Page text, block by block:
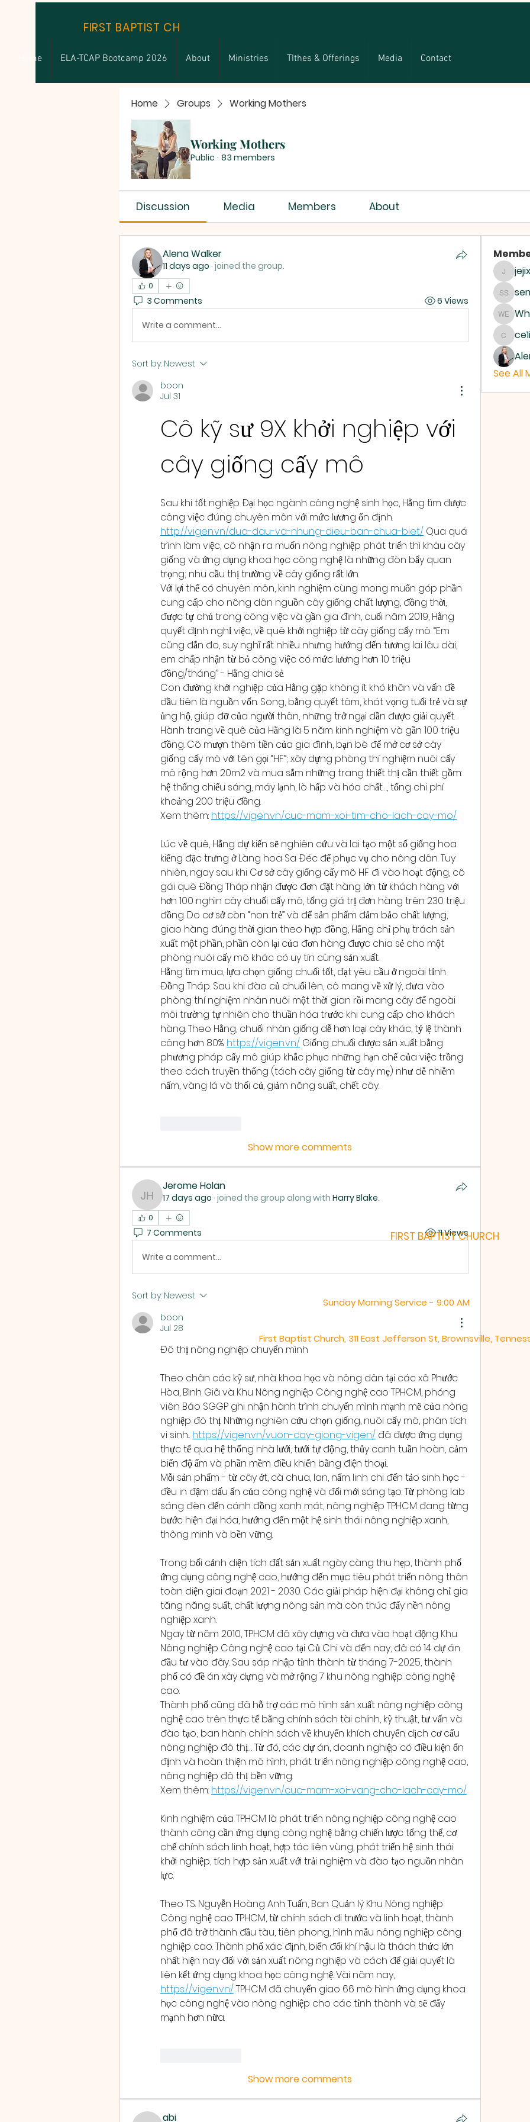
FIRST BAPTIST CHURCH
Home ELA-TCAP Bootcamp 2026 About Ministries TIthes & Offerings Media Contact
Home Groups Working Mothers
Working Mothers
Public · 83 members
Discussion Media Members About
Alena Walker
11 days ago · joined the group.
0
3 Comments 6 Views
Write a comment...
Sort by: Newest
boon
Jul 31
Cô kỹ sư 9X khởi nghiệp với
cây giống cấy mô
Sau khi tốt nghiệp Đại học ngành công nghệ sinh học, Hằng tìm được
http://vigen.vn/dua-dau-va-nhung-dieu-ban-chua-biet/ Qua quá
trình làm việc, cô nhận ra muốn nông nghiệp phát triển thì khâu cây
giống và ứng dụng khoa học công nghệ là những đòn bẩy quan
trọng; nhu cầu thị trường về cây giống rất lớn.
Với lợi thế có chuyên môn, kinh nghiệm cùng mong muốn góp phần
cung cấp cho nông dân nguồn cây giống chất lượng, đồng thời,
được tự chủ trong công việc và gần gia đình, cuối năm 2019, Hằng
quyết định nghỉ việc, về quê khởi nghiệp từ cây giống cấy mô. “Em
cũng đắn đo, suy nghĩ rất nhiều nhưng hướng đến tương lai lâu dài,
em chấp nhận từ bỏ công việc có mức lương hơn 10 triệu
đồng/tháng” - Hằng chia sẻ.
Con đường khởi nghiệp của Hằng gặp không ít khó khăn và vấn đề
đầu tiên là nguồn vốn. Song, bằng quyết tâm, khát vọng tuổi trẻ và sự
ủng hộ, giúp đỡ của người thân, những trở ngại dần được giải quyết.
Hành trang về quê của Hằng là 5 năm kinh nghiệm và gần 100 triệu
đồng. Cô mượn thêm tiền của gia đình, bạn bè để mở cơ sở cây
giống cấy mô với tên gọi “HF”; xây dựng phòng thí nghiệm nuôi cấy
mô rộng hơn 20m2 và mua sắm những trang thiết thị cần thiết gồm:
hệ thống chiếu sáng, máy lạnh, lò hấp và hóa chất…, tổng chi phí
khoảng 200 triệu đồng.
Xem thêm: https://vigen.vn/cuc-mam-xoi-tim-cho-lach-cay-mo/
Lúc về quê, Hằng dự kiến sẽ nghiên cứu và lai tạo một số giống hoa
kiểng đặc trưng ở Làng hoa Sa Đéc để phục vụ cho nông dân. Tuy
nhiên, ngay sau khi Cơ sở cây giống cấy mô HF đi vào hoạt động, cô
gái quê Đồng Tháp nhận được đơn đặt hàng lớn từ khách hàng với
hơn 100 nghìn cây chuối cấy mô, tổng giá trị đơn hàng trên 230 triệu
đồng. Do cơ sở còn “non trẻ” và để sản phẩm đảm bảo chất lượng,
giao hàng đúng thời gian theo hợp đồng, Hằng chỉ phụ trách sản
xuất một phần, phần còn lại của đơn hàng được chia sẻ cho một
phòng nuôi cấy mô khác có uy tín cùng sản xuất.
Hằng tìm mua, lựa chọn giống chuối tốt, đạt yêu cầu ở ngoài tỉnh
Đồng Tháp. Sau khi đào củ chuối lên, cô mang về xử lý, đưa vào
phòng thí nghiệm nhân nuôi một thời gian rồi mang cây để ngoài
môi trường tự nhiên cho thuần hóa trước khi cung cấp cho khách
hàng. Theo Hằng, chuối nhân giống dễ hơn loại cây khác, tỷ lệ thành
công hơn 80%. https://vigen.vn/ Giống chuối được sản xuất bằng
phương pháp cấy mô giúp khắc phục những hạn chế của việc trồng
theo cách truyền thống (tách cây giống từ cây mẹ) như dễ nhiễm
nấm, vàng lá và thối củ, giảm năng suất, chết cây.
Show more comments
Jerome Holan
Jerome Holan
17 days ago · joined the group along with Harry Blake.
0
7 Comments 11 Views
Write a comment...
Sort by: Newest
boon
Jul 28
Đô thị nông nghiệp chuyển mình
Theo chân các kỹ sư, nhà khoa học và nông dân tại các xã Phước
Hòa, Bình Giã và Khu Nông nghiệp Công nghệ cao TPHCM, phóng
viên Báo SGGP ghi nhận hành trình chuyển mình mạnh mẽ của nông
nghiệp đô thị. Những nghiên cứu chọn giống, nuôi cấy mô, phân tích
vi sinh... https://vigen.vn/vuon-cay-giong-vigen/ đã được ứng dụng
thực tế qua hệ thống nhà lưới, tưới tự động, thủy canh tuần hoàn, cảm
biến độ ẩm và phần mềm điều khiển bằng điện thoại...
Mỗi sản phẩm - từ cây ớt, cà chua, lan, nấm linh chi đến tảo sinh học -
đều in đậm dấu ấn của công nghệ và đổi mới sáng tạo. Từ phòng lab
sáng đèn đến cánh đồng xanh mát, nông nghiệp TPHCM đang từng
bước hiện đại hóa, hướng đến một hệ sinh thái nông nghiệp xanh,
thông minh và bền vững.
Trong bối cảnh diện tích đất sản xuất ngày càng thu hẹp, thành phố
ứng dụng công nghệ cao, hướng đến mục tiêu phát triển nông thôn
toàn diện giai đoạn 2021 - 2030. Các giải pháp hiện đại không chỉ gia
tăng năng suất, chất lượng nông sản mà còn thúc đẩy nền nông
nghiệp xanh.
Ngay từ năm 2010, TPHCM đã xây dựng và đưa vào hoạt động Khu
Nông nghiệp Công nghệ cao tại Củ Chi và đến nay, đã có 14 dự án
đầu tư vào đây. Sau sáp nhập tỉnh thành từ tháng 7-2025, thành
phố có đề án xây dựng và mở rộng 7 khu nông nghiệp công nghệ
cao.
Thành phố cũng đã hỗ trợ các mô hình sản xuất nông nghiệp công
nghệ cao trên thực tế bằng chính sách tài chính, kỹ thuật, tư vấn và
đào tạo; ban hành chính sách về khuyến khích chuyển dịch cơ cấu
nông nghiệp đô thị… Từ đó, các dự án, doanh nghiệp có điều kiện ổn
định và hoàn thiện mô hình, phát triển nông nghiệp công nghệ cao,
nông nghiệp đô thị bền vững.
Xem thêm: https://vigen.vn/cuc-mam-xoi-vang-cho-lach-cay-mo/
Kinh nghiệm của TPHCM là phát triển nông nghiệp công nghệ cao
thành công cần ứng dụng công nghệ bằng chiến lược tổng thể, cơ
chế chính sách linh hoạt, hợp tác liên vùng, phát triển hệ sinh thái
khởi nghiệp, tích hợp sản xuất với trải nghiệm và đào tạo nguồn nhân
lực.
Theo TS. Nguyễn Hoàng Anh Tuấn, Ban Quản lý Khu Nông nghiệp
Công nghệ cao TPHCM, từ chính sách đi trước và linh hoạt, thành
phố đã trở thành đầu tàu, tiên phong, hình mẫu nông nghiệp công
nghiệp cao. Thành phố xác định, biến đổi khí hậu là thách thức lớn
nhất hiện nay đối với sản xuất nông nghiệp và cách để giải quyết là
https://vigen.vn/ TPHCM đã chuyển giao 66 mô hình ứng dụng khoa
học công nghệ vào nông nghiệp cho các tỉnh thành và sẽ đẩy
mạnh hơn nữa.
Show more comments
abi
jejixo
Where
See All
FIRST BAPTIST CHURCH
Sunday Morning Service - 9:00 AM
First Baptist Church, 311 East Jefferson St, Brownsville,